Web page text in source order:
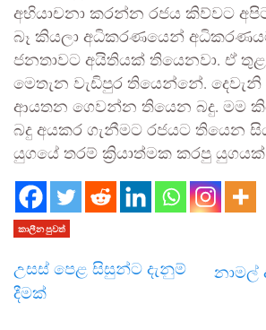
අභියාචනා කරන්න රජය කිව්වට
බෑ කියලා අධිකරණයෙන්
ජනතාවට අයිතියක් තියෙනවා. ඒ
මෙතැන වැඩිපුර තියෙන්නේ.
ආයතන ගෙවන්න තියෙන බදු. මම
බදු අයකර ගැනීමට රජයට තියෙන
යුගයේ තරම් ක්‍රියාත්මක කරපු යුගයක්
කාලීන පුවත්
උසස් පෙළ සිසුන්ට දැනුම්
දීමක්
නාමල්